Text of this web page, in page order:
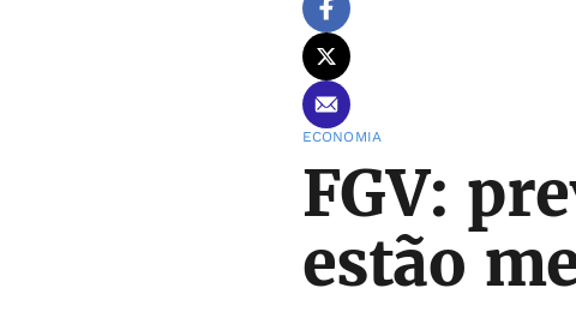
ECONOMIA
FGV:
estão